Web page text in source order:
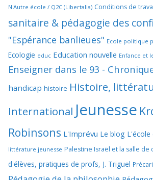
N'Autre école / Q2C (Libertalia) Conditions de
sanitaire & pédagogie des
"Espérance banlieues" Ecole politique
Ecologie educ Education nouvelle Enfance et
Enseigner dans le 93 -
handicap histoire Histoire,
International Jeunesse
Robinsons L'Imprévu Le blog L'école
littérature jeunesse Palestine Israël et la salle de
d'élèves, pratiques de profs, J. Triguel